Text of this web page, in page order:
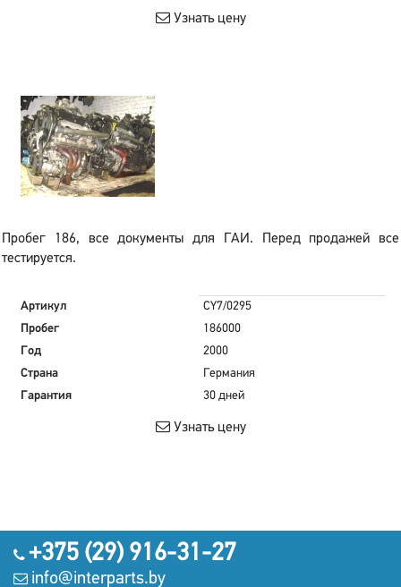
Узнать цену
Пробег 186, все документы для ГАИ. Перед продажей все
тестируется.
Артикул
CY7/0295
Пробег
186000
Год
2000
Страна
Германия
Гарантия
30 дней
Узнать цену
+375 (29) 916-31-27
info@interparts.by